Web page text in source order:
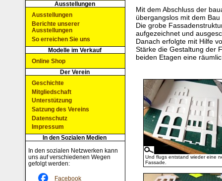
Mit dem Abschluss der
übergangslos mit dem
Die grobe
aufgezeichnet und
Danach erfolgte mit Hilfe
Stärke die Gestaltung der
beiden Etagen eine
Und flugs entstand wieder eine
Fassade.
Ausstellungen
Ausstellungen
Berichte unserer
Ausstellungen
So erreichen Sie uns
Modelle im Verkauf
Online Shop
Der Verein
Geschichte
Mitgliedschaft
Unterstützung
Satzung des Vereins
Datenschutz
Impressum
In den Sozialen Medien
In den sozialen Netzwerken kann
uns auf verschiedenen Wegen
gefolgt werden:
Facebook